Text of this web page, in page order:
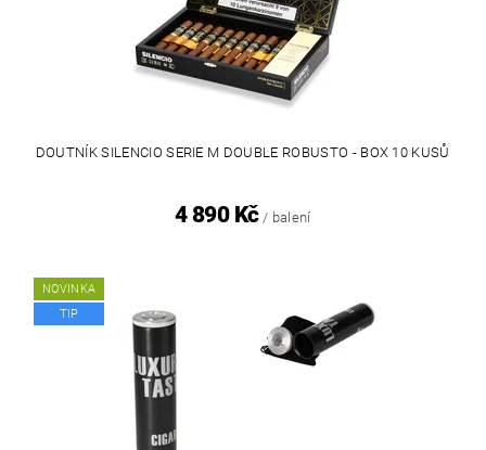
DOUTNÍK SILENCIO SERIE M DOUBLE ROBUSTO - BOX 10 KUSŮ
4 890 Kč / balení
NOVINKA
TIP